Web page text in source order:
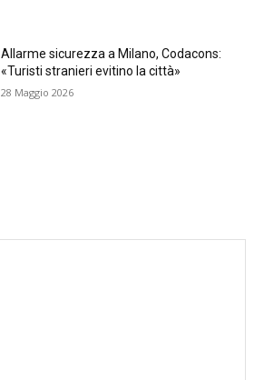
Allarme sicurezza a Milano, Codacons:
«Turisti stranieri evitino la città»
28 Maggio 2026